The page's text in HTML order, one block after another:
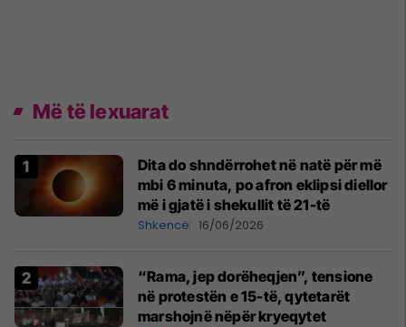
Më të lexuarat
Dita do shndërrohet në natë për më
mbi 6 minuta, po afron eklipsi diellor
më i gjatë i shekullit të 21-të
Shkencë 16/06/2026
“Rama, jep dorëheqjen”, tensione
në protestën e 15-të, qytetarët
marshojnë nëpër kryeqytet